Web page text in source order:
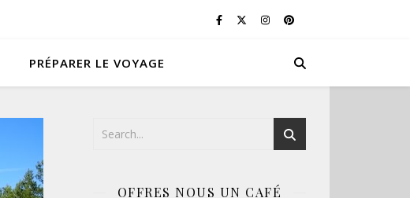
PRÉPARER LE VOYAGE
OFFRES NOUS UN CAFÉ